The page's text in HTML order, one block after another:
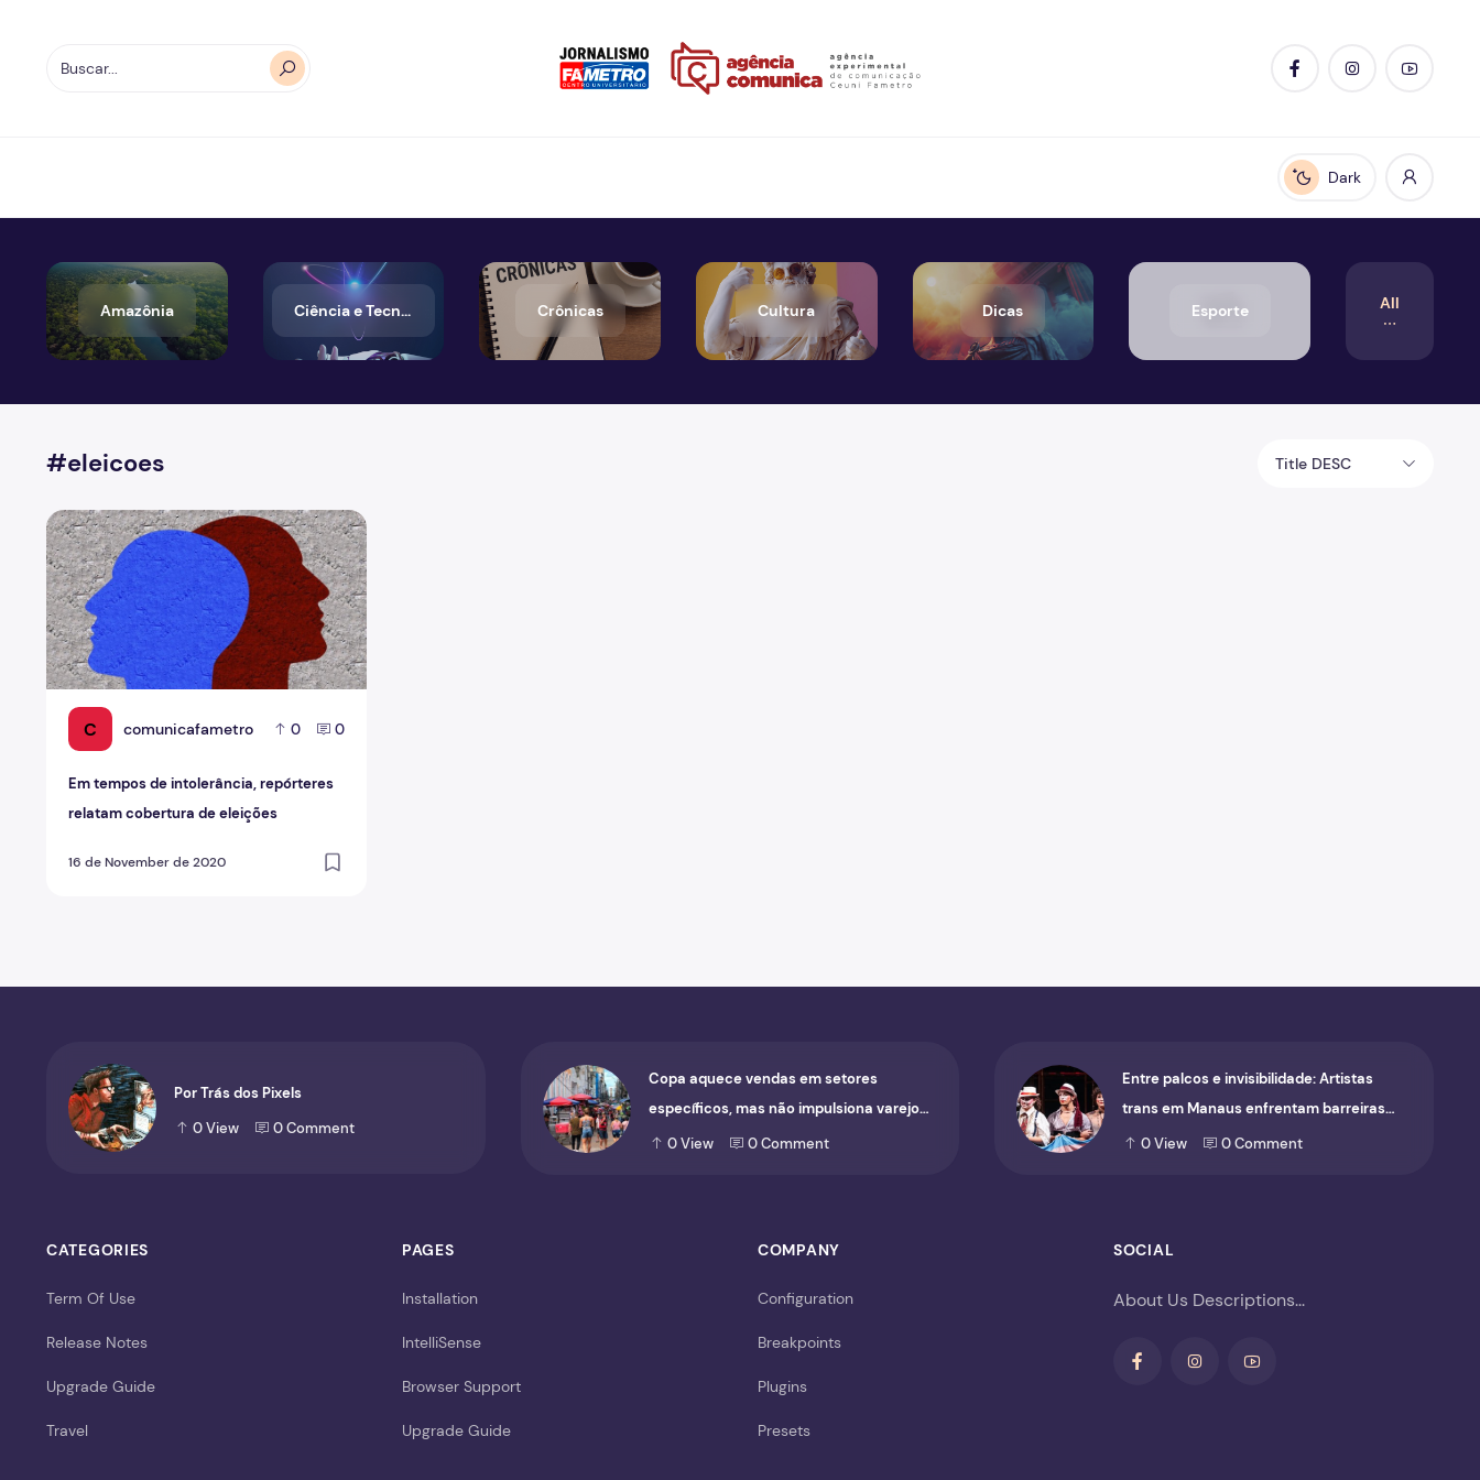
Enable dark mode
Dark
Amazônia Ciência e Tecnologia Crônicas Cultura Dicas Esporte All
#eleicoes Title DESC
C comunicafametro 0 0
Em tempos de intolerância, repórteres
relatam cobertura de eleições
16 de November de 2020
Em tempos de intolerância, repórteres relatam cobertura de eleições
Por Trás dos Pixels
0View 0Comment
Copa aquece vendas em setores
específicos, mas não impulsiona varejo
de forma geral
0View 0Comment
Entre palcos e invisibilidade: Artistas
trans em Manaus enfrentam barreiras
para ocupar o cenário cultural
0View 0Comment
CATEGORIES
Term Of Use
Release Notes
Upgrade Guide
Travel
PAGES
Installation
IntelliSense
Browser Support
Upgrade Guide
COMPANY
Configuration
Breakpoints
Plugins
Presets
SOCIAL
About Us Descriptions...